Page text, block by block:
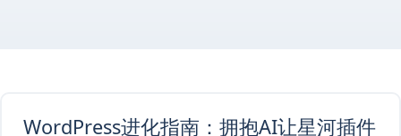
WordPress进化指南：拥抱AI让星河插件